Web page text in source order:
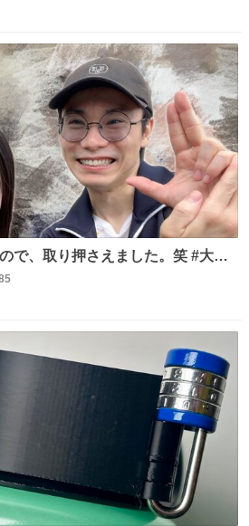
、取り押さえました。笑 #大追